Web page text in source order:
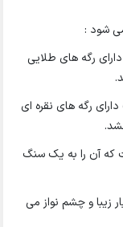
شود :
رگه های طلایی
رگه های نقره ای
که آن را به یک سنگ
زیبا و چشم نواز می